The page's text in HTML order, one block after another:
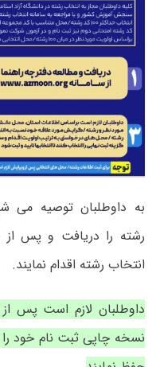
به داوطلبان توصیه می
رشته را دریافت و پس
انتخاب رشته اقدام نمایند.
داوطلبان لازم است پس
نسخه چاپی ثبت نام خود را